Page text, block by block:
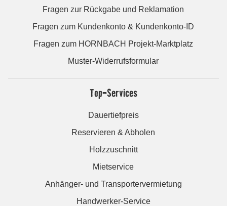
Fragen zur Rückgabe und Reklamation
Fragen zum Kundenkonto & Kundenkonto-ID
Fragen zum HORNBACH Projekt-Marktplatz
Muster-Widerrufsformular
Top-Services
Dauertiefpreis
Reservieren & Abholen
Holzzuschnitt
Mietservice
Anhänger- und Transportervermietung
Handwerker-Service